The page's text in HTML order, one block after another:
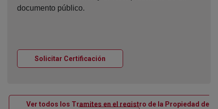
documento público.
Solicitar Certificación
Ver todos los Tramites en el registro de la Propiedad de